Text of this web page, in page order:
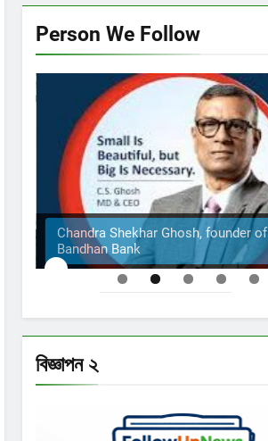
Person We Follow
Chandra Shekhar Ghosh, founder of
Bandhan Bank
বিজ্ঞাপন ২